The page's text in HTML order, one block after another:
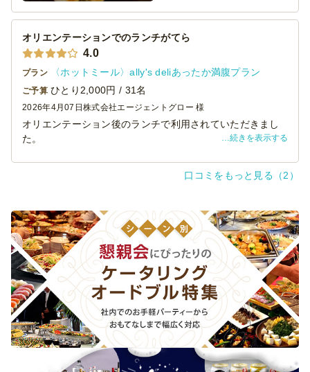
欲を言えば、もう少し最低ロットが少なくてよければ、も
っと多くの機会に注文したいと思いました。
ありがとうございました！
オリエンテーションでのランチがてら
4.0
プラン 〈ホットミール〉ally's deliあったか満腹プラン
ご予算 ひとり2,000円 / 31名
2026年4月07日 株式会社エージェントグロー 様
オリエンテーション後のランチで利用されていただきまし
た。
オリエンテーション実施と同じ空間だったので気がかりだ
す。
続きを表示する
口コミをもっと見る（2）